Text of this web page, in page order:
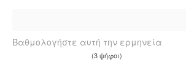
Βαθμολογήστε αυτή την ερμηνεία
(3 ψήφοι)